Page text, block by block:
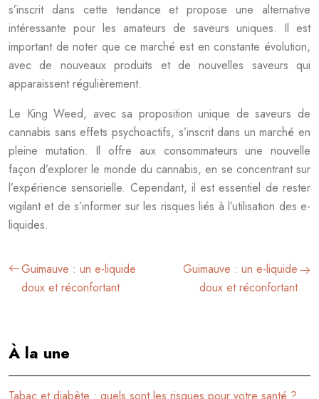
s’inscrit dans cette tendance et propose une alternative
intéressante pour les amateurs de saveurs uniques. Il est
important de noter que ce marché est en constante évolution,
avec de nouveaux produits et de nouvelles saveurs qui
apparaissent régulièrement.
Le King Weed, avec sa proposition unique de saveurs de
cannabis sans effets psychoactifs, s’inscrit dans un marché en
pleine mutation. Il offre aux consommateurs une nouvelle
façon d’explorer le monde du cannabis, en se concentrant sur
l’expérience sensorielle. Cependant, il est essentiel de rester
vigilant et de s’informer sur les risques liés à l’utilisation des e-
liquides.
Guimauve : un e-liquide
doux et réconfortant
Guimauve : un e-liquide
doux et réconfortant
À la une
Tabac et diabète : quels sont les risques pour votre santé ?